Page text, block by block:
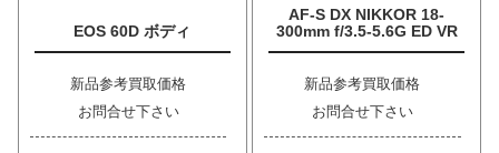
EOS 60D ボディ
新品参考買取価格
お問合せ下さい
AF-S DX NIKKOR 18-
300mm f/3.5-5.6G ED VR
新品参考買取価格
お問合せ下さい